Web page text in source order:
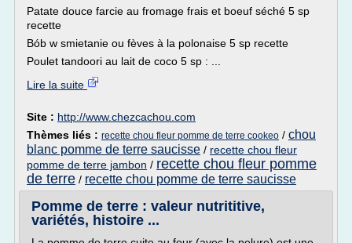
Patate douce farcie au fromage frais et boeuf séché 5 sp
recette
Bób w smietanie ou fèves à la polonaise 5 sp recette
Poulet tandoori au lait de coco 5 sp : ...
Lire la suite
Site : http://www.chezcachou.com
Thèmes liés : recette chou fleur pomme de terre cookeo / chou
blanc pomme de terre saucisse / recette chou fleur
pomme de terre jambon / recette chou fleur pomme
de terre / recette chou pomme de terre saucisse
Pomme de terre : valeur nutrititive,
variétés, histoire ...